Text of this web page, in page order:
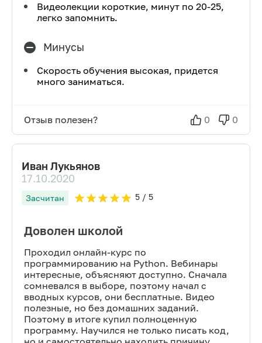
Видеолекции короткие, минут по 20-25,
легко запомнить.
Минусы
Скорость обучения высокая, придется
много заниматься.
Отзыв полезен? 0 0
Иван Лукьянов
17.10.2020
Засчитан 5/ 5
Доволен школой
Проходил онлайн-курс по
программированию на Python. Вебинары
интересные, объясняют доступно. Сначала
сомневался в выборе, поэтому начал с
вводных курсов, они бесплатные. Видео
полезные, но без домашних заданий.
Поэтому в итоге купил полноценную
программу. Научился не только писать код,